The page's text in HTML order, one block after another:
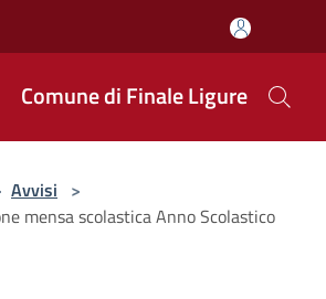
Comune di Finale Ligure
Avvisi >
mensa scolastica Anno Scolastico